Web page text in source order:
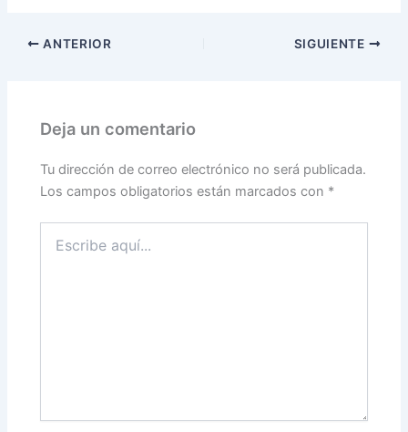
ANTERIOR SIGUIENTE
Deja un comentario
Tu dirección de correo electrónico no será publicada.
Los campos obligatorios están marcados con *
aquí...